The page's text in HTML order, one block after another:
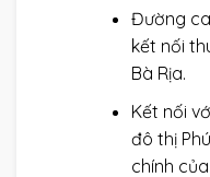
Đường
kết nối
Bà Rịa.
Kết nối
đô thị
chính